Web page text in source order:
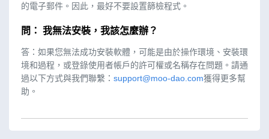
的電子郵件。因此，最好不要設置篩檢程式。
問： 我無法安裝，我該怎麼辦？
答：如果您無法成功安裝軟體，可能是由於操作環境、安裝環
境和過程，或登錄使用者帳戶的許可權或名稱存在問題。請通
過以下方式與我們聯繫： support@moo-dao.com獲得更多幫
助。